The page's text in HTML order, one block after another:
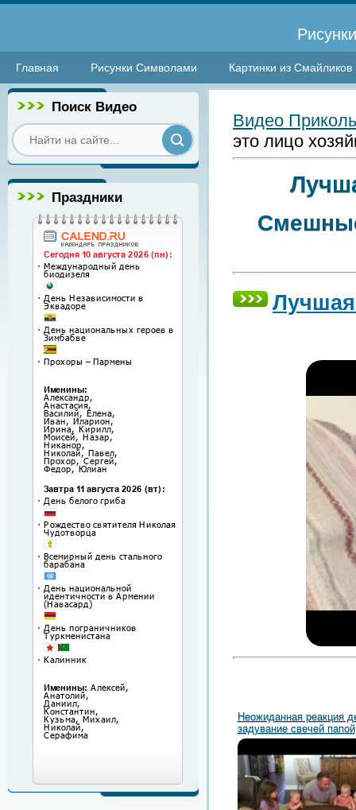
Главная Рисунки Символами Картинки из Смайликов
Поиск Видео
Праздники
Видео
это лицо
Неожиданная реакция
задувание свечей папой